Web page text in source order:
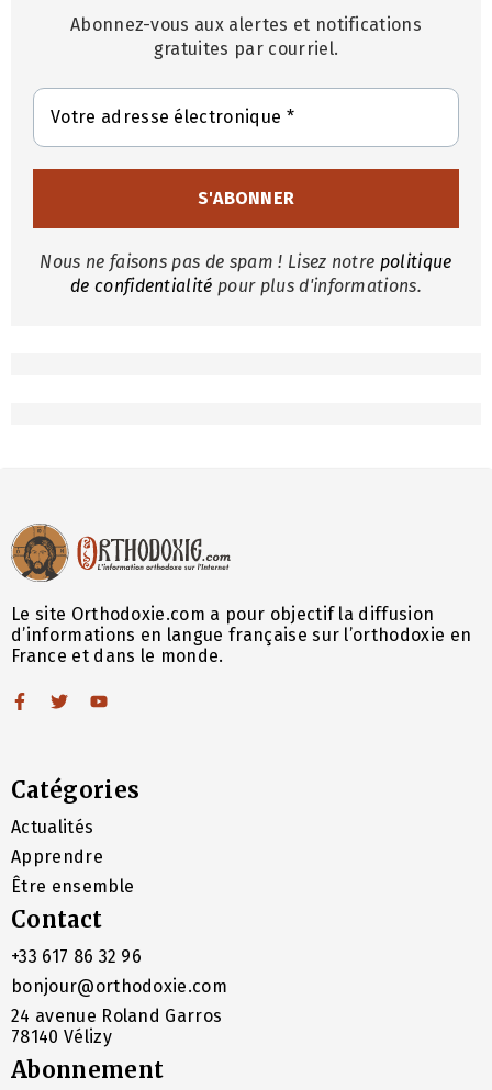
Abonnez-vous aux alertes et notifications
gratuites par courriel.
Nous ne faisons pas de spam ! Lisez notre politique
de confidentialité pour plus d'informations.
Le site Orthodoxie.com a pour objectif la diffusion
d’informations en langue française sur l’orthodoxie en
France et dans le monde.
Catégories
Actualités
Apprendre
Être ensemble
Contact
+33 617 86 32 96
bonjour@orthodoxie.com
24 avenue Roland Garros
78140 Vélizy
Abonnement